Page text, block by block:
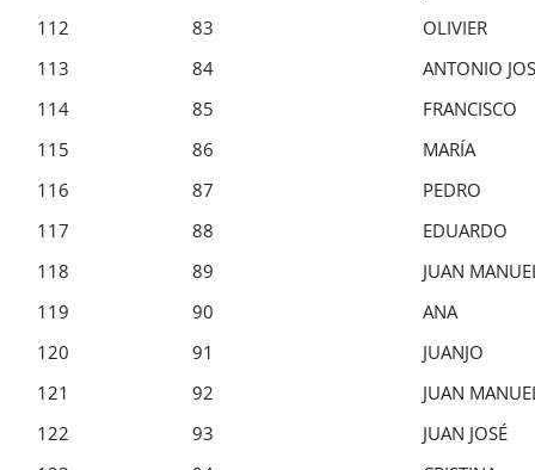
112
83
OLIVIER
113
84
ANTONIO
114
85
FRANCISCO
115
86
MARÍA
116
87
PEDRO
117
88
EDUARDO
118
89
JUAN
119
90
ANA
120
91
JUANJO
121
92
JUAN
122
93
JUAN JOSÉ